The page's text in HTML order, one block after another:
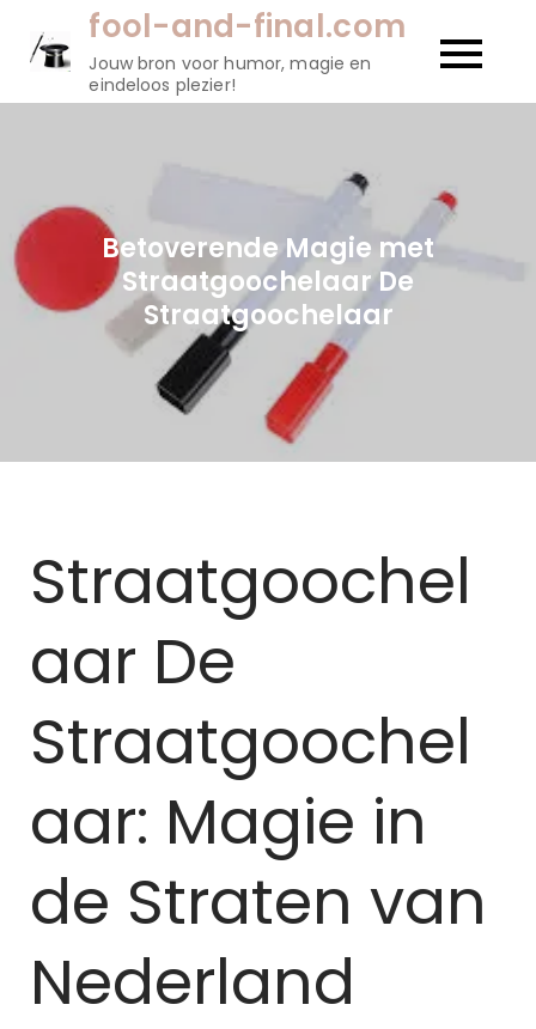
fool-and-final.com
Jouw bron voor humor, magie en
eindeloos plezier!
Betoverende Magie met
Straatgoochelaar De
Straatgoochelaar
Straatgoochel
aar De
Straatgoochel
aar: Magie in
de Straten van
Nederland